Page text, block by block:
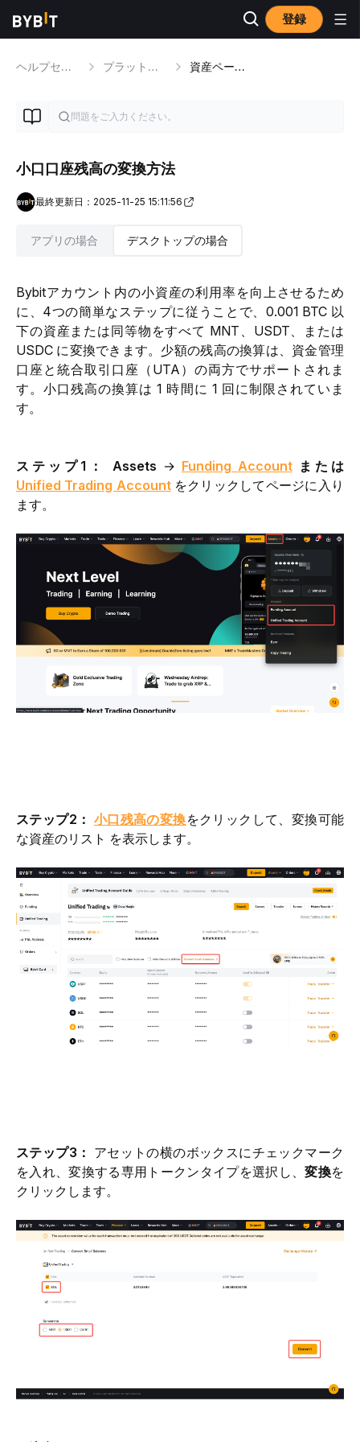
登録
ヘルプセンター プラットフォームのチュートリアル 資産ページのナビゲーション
小口口座残高の変換方法
最終更新日：2025-11-25 15:11:56
アプリの場合 デスクトップの場合
Bybitアカウント内の小資産の利用率を向上させるため
に、4つの簡単なステップに従うことで、0.001 BTC 以
下の資産または同等物をすべて MNT、USDT、または
USDC に変換できます。少額の残高の換算は、資金管理
口座と統合取引口座（UTA）の両方でサポートされま
す。小口残高の換算は 1 時間に 1 回に制限されていま
す。
ステップ1： Assets → Funding Account
Unified Trading Account をクリックしてページに入り
ます。
ステップ2： 小口残高の変換をクリックして、変換可能
な資産のリスト を表示します。
ステップ3： アセットの横のボックスにチェックマーク
を入れ、変換する専用トークンタイプを選択し、変換を
クリックします。